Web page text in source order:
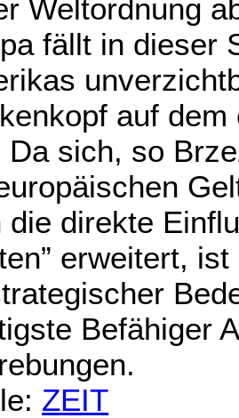
Weltordnung
fällt in dieser
auf
Da sich, so
die direkte
erweitert,
Befähiger
ZEIT